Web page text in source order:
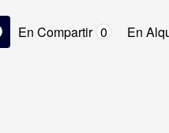
En Compartir 0 En